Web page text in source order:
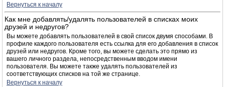
Вернуться к началу
Как мне добавлять/удалять пользователей в списках моих
друзей и недругов?
Вы можете добавлять пользователей в свой список двумя способами. В
профиле каждого пользователя есть ссылка для его добавления в список
друзей или недругов. Кроме того, вы можете сделать это прямо из
вашего личного раздела, непосредственным вводом имени
пользователя. Вы можете также удалять пользователей из
соответствующих списков на той же странице.
Вернуться к началу